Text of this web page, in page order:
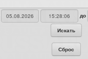
до
Искать
Сброс